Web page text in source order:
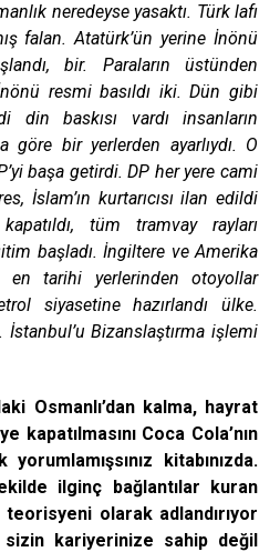
neredeyse yasaktı. Türk lafı
falan. Atatürk’ün yerine İnönü
bir. Paraların üstünden
resmi basıldı iki. Dün gibi
din baskısı vardı insanların
bir yerlerden ayarlıydı. O
başa getirdi. DP her yere cami
İslam’ın kurtarıcısı ilan edildi
tüm tramvay rayları
başladı. İngiltere ve Amerika
en tarihi yerlerinden otoyollar
siyasetine hazırlandı ülke.
İstanbul’u Bizanslaştırma işlemi
Osmanlı’dan kalma, hayrat
Coca Cola’nın
kitabınızda.
ilginç bağlantılar kuran
olarak adlandırıyor
kariyerinize sahip değil